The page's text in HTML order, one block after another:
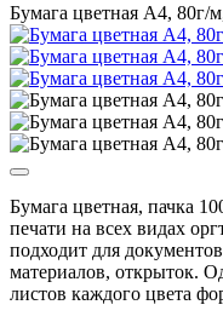
Бумага цветная A4, 80г/
Бумага цветная, пачка
печати на всех видах
подходит для
материалов, открыток.
листов каждого цвета